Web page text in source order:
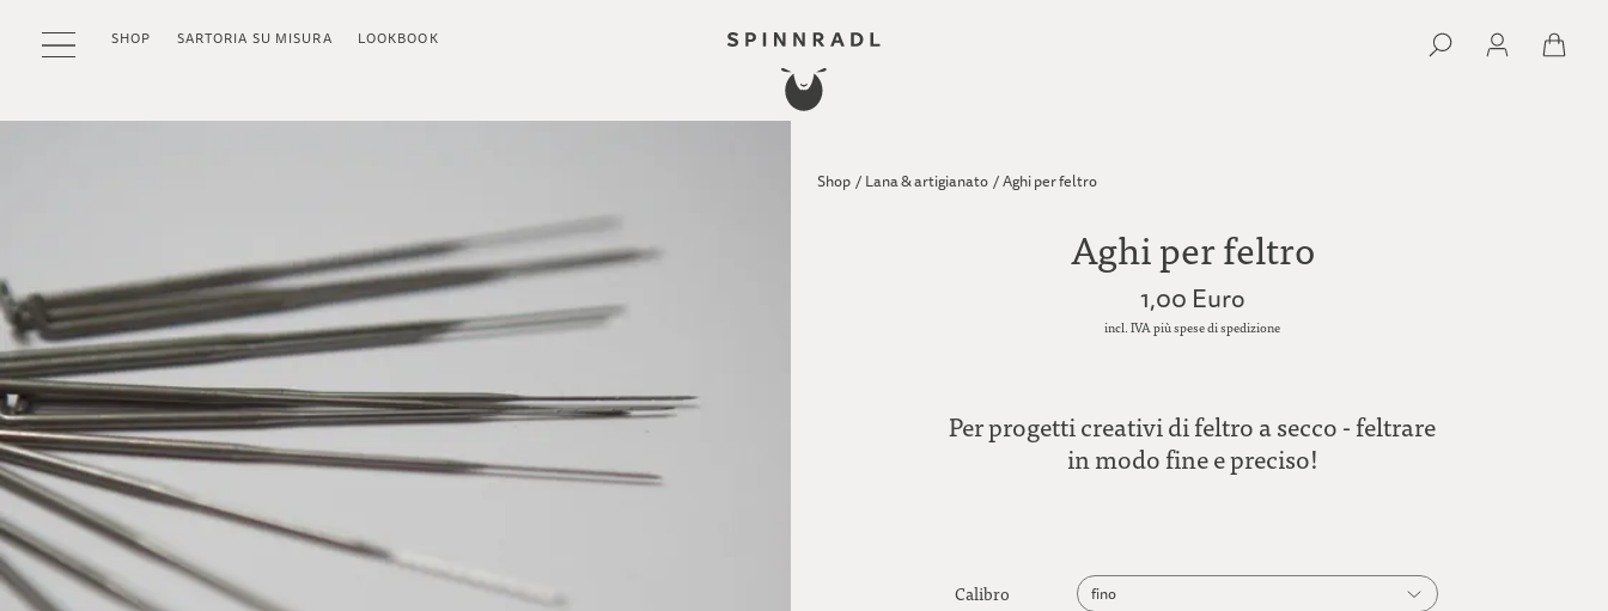
SHOP SARTORIA SU MISURA LOOKBOOK
Shop / Lana & artigianato /Aghi per feltro
Aghi per feltro
1,00 Euro
incl. IVA più spese di spedizione
Per progetti creativi di feltro a secco - feltrare
in modo fine e preciso!
Calibro
fino